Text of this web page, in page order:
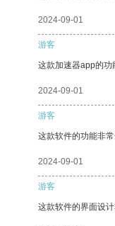
2024-09-01
游客
这款加速器app的功
2024-09-01
游客
这款软件的功能非
2024-09-01
游客
这款软件的界面设